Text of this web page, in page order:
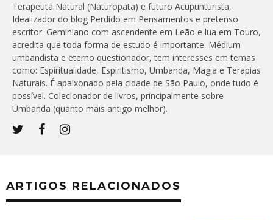
Terapeuta Natural (Naturopata) e futuro Acupunturista,
Idealizador do blog Perdido em Pensamentos e pretenso
escritor. Geminiano com ascendente em Leão e lua em Touro,
acredita que toda forma de estudo é importante. Médium
umbandista e eterno questionador, tem interesses em temas
como: Espiritualidade, Espiritismo, Umbanda, Magia e Terapias
Naturais. É apaixonado pela cidade de São Paulo, onde tudo é
possível. Colecionador de livros, principalmente sobre
Umbanda (quanto mais antigo melhor).
ARTIGOS RELACIONADOS